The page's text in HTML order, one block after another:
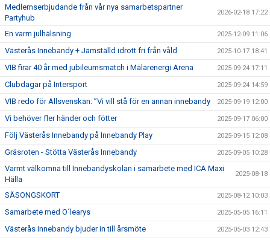
Medlemserbjudande från vår nya samarbetspartner
Partyhub
2026-02-18 17:22
En varm julhälsning 2025-12-09 11:06
Västerås Innebandy + Jämställd idrott fri från våld 2025-10-17 18:41
VIB firar 40 år med jubileumsmatch i Mälarenergi Arena 2025-09-24 17:11
Clubdagar på Intersport 2025-09-24 14:59
VIB redo för Allsvenskan: ”Vi vill stå för en annan innebandy 2025-09-19 12:00
Vi behöver fler händer och fötter 2025-09-17 06:00
Följ Västerås Innebandy på Innebandy Play 2025-09-15 12:08
Gräsroten - Stötta Västerås Innebandy 2025-09-05 10:28
Varmt välkomna till Innebandyskolan i samarbete med ICA Maxi
Hälla
2025-08-18
SÄSONGSKORT 2025-08-12 10:03
Samarbete med O´learys 2025-05-05 16:11
Västerås Innebandy bjuder in till årsmöte 2025-05-03 12:43